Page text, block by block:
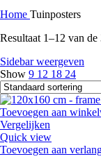
Home Tuinposters
Resultaat 1–12 van
Sidebar weergeven
Show 9 12 18 24
Toevoegen aan
Vergelijken
Quick view
Toevoegen aan